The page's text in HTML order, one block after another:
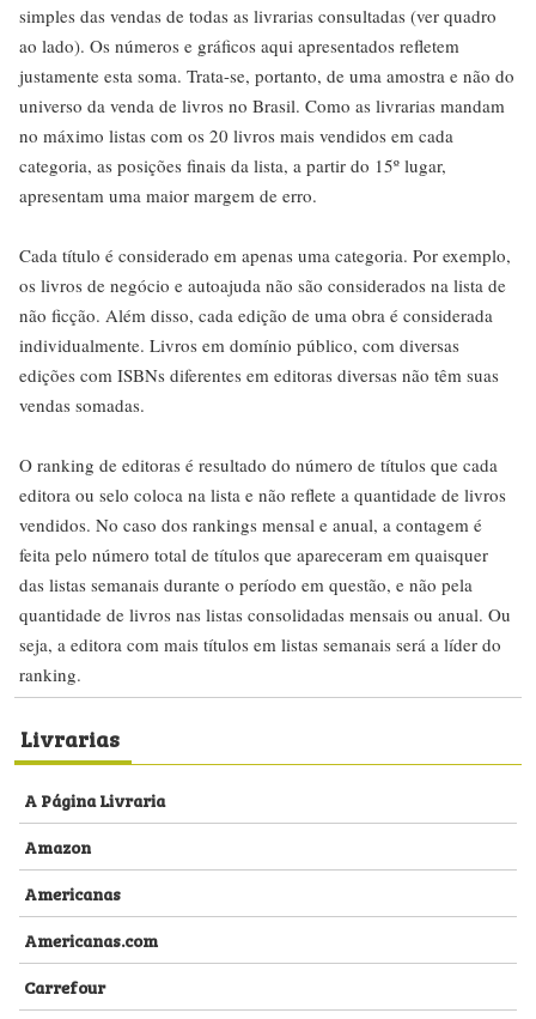
simples das vendas de todas as livrarias consultadas (ver quadro
ao lado). Os números e gráficos aqui apresentados refletem
justamente esta soma. Trata-se, portanto, de uma amostra e não do
universo da venda de livros no Brasil. Como as livrarias mandam
no máximo listas com os 20 livros mais vendidos em cada
categoria, as posições finais da lista, a partir do 15º lugar,
apresentam uma maior margem de erro.
Cada título é considerado em apenas uma categoria. Por exemplo,
os livros de negócio e autoajuda não são considerados na lista de
não ficção. Além disso, cada edição de uma obra é considerada
individualmente. Livros em domínio público, com diversas
edições com ISBNs diferentes em editoras diversas não têm suas
vendas somadas.
O ranking de editoras é resultado do número de títulos que cada
editora ou selo coloca na lista e não reflete a quantidade de livros
vendidos. No caso dos rankings mensal e anual, a contagem é
feita pelo número total de títulos que apareceram em quaisquer
das listas semanais durante o período em questão, e não pela
quantidade de livros nas listas consolidadas mensais ou anual. Ou
seja, a editora com mais títulos em listas semanais será a líder do
ranking.
Livrarias
A Página Livraria
Amazon
Americanas
Americanas.com
Carrefour